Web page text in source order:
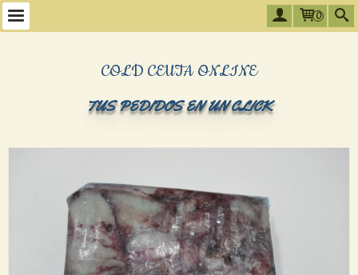
0
COLD CEUTA ONLINE
TUS PEDIDOS EN UN CLICK